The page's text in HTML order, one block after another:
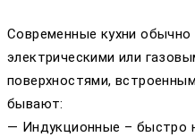
Современные кухни
электрическими или
поверхностями,
бывают:
— Индукционные – быстро